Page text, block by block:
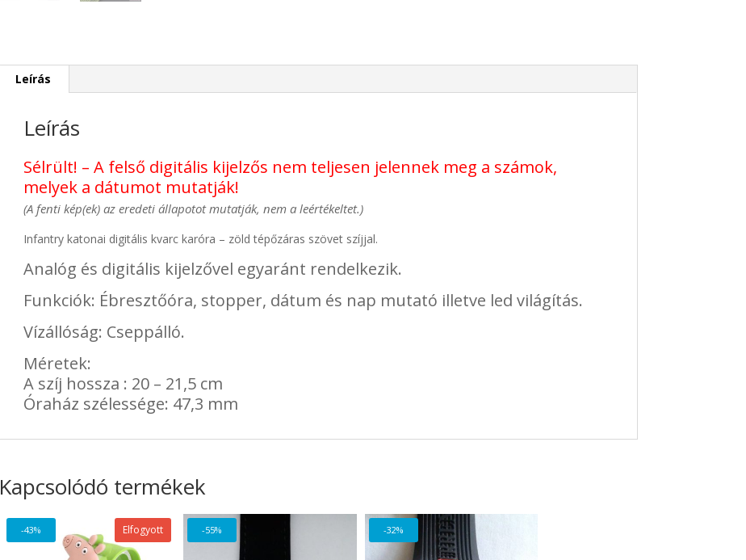
Leírás
Leírás
Sélrült! – A felső digitális kijelzős nem teljesen jelennek meg a számok,
melyek a dátumot mutatják!
(A fenti kép(ek) az eredeti állapotot mutatják, nem a leértékeltet.)
Infantry katonai digitális kvarc karóra – zöld tépőzáras szövet szíjjal.
Analóg és digitális kijelzővel egyaránt rendelkezik.
Funkciók: Ébresztőóra, stopper, dátum és nap mutató illetve led világítás.
Vízállóság: Cseppálló.
Méretek:
A szíj hossza : 20 – 21,5 cm
Óraház szélessége: 47,3 mm
Kapcsolódó termékek
-43% Elfogyott -55% -32%